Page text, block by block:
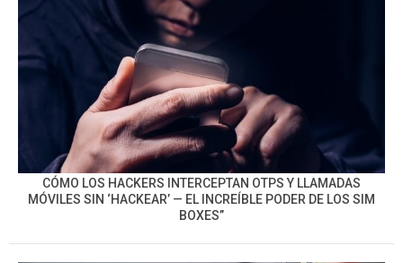
CÓMO LOS HACKERS INTERCEPTAN OTPS Y LLAMADAS
MÓVILES SIN ‘HACKEAR’ — EL INCREÍBLE PODER DE LOS SIM
BOXES”